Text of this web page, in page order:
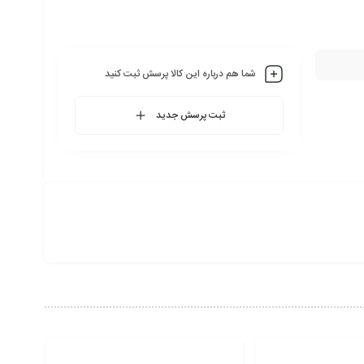
شما هم درباره این کالا پرسش ثبت کنید
ثبت پرسش جدید